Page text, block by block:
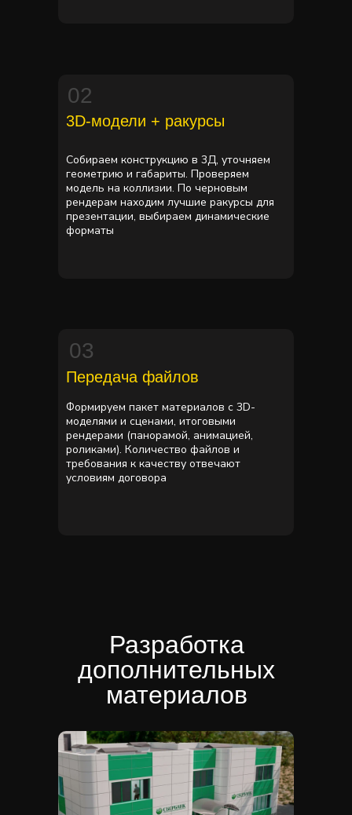
Собираем конструкцию в 3Д, уточняем
геометрию и габариты. Проверяем
модель на коллизии. По черновым
рендерам находим лучшие ракурсы для
презентации, выбираем динамические
форматы
02
3D-модели + ракурсы
Формируем пакет материалов с 3D-
моделями и сценами, итоговыми
рендерами (панорамой, анимацией,
роликами). Количество файлов и
требования к качеству отвечают
условиям договора
03
Передача файлов
Разработка
дополнительных
материалов